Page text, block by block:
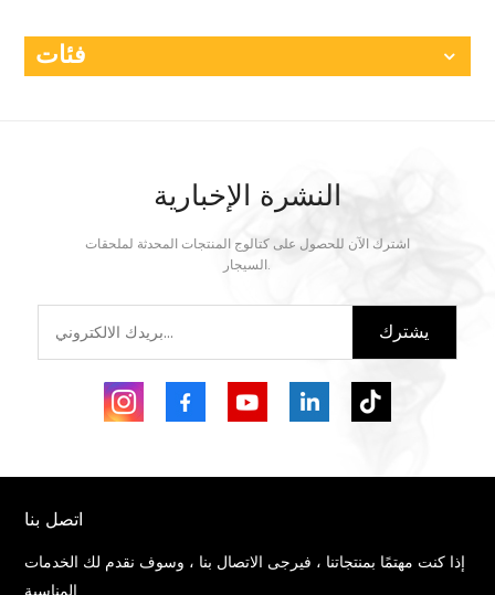
فئات
النشرة الإخبارية
اشترك الآن للحصول على كتالوج المنتجات المحدثة لملحقات
السيجار.
يشترك
اتصل بنا
إذا كنت مهتمًا بمنتجاتنا ، فيرجى الاتصال بنا ، وسوف نقدم لك الخدمات